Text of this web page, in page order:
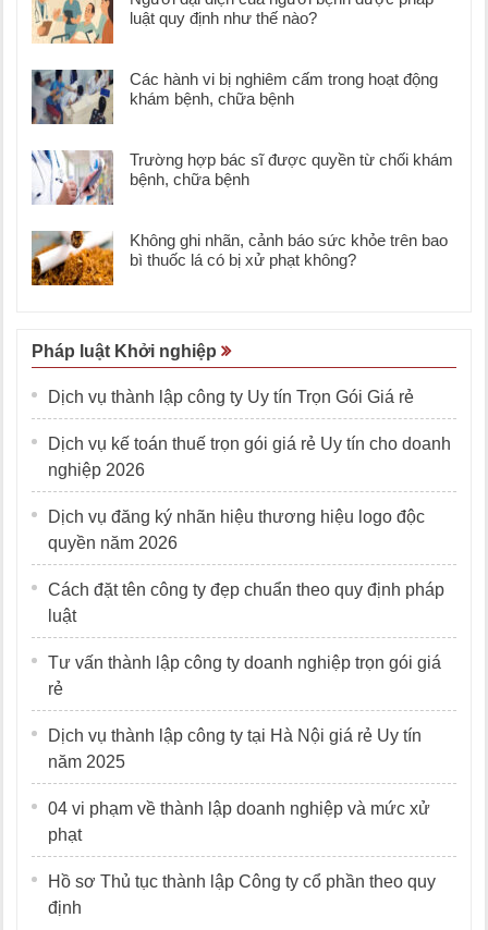
luật quy định như thế nào?
Các hành vi bị nghiêm cấm trong hoạt động
khám bệnh, chữa bệnh
Trường hợp bác sĩ được quyền từ chối khám
bệnh, chữa bệnh
Không ghi nhãn, cảnh báo sức khỏe trên bao
bì thuốc lá có bị xử phạt không?
Pháp luật Khởi nghiệp
Dịch vụ thành lập công ty Uy tín Trọn Gói Giá rẻ
Dịch vụ kế toán thuế trọn gói giá rẻ Uy tín cho doanh
nghiệp 2026
Dịch vụ đăng ký nhãn hiệu thương hiệu logo độc
quyền năm 2026
Cách đặt tên công ty đẹp chuẩn theo quy định pháp
luật
Tư vấn thành lập công ty doanh nghiệp trọn gói giá
rẻ
Dịch vụ thành lập công ty tại Hà Nội giá rẻ Uy tín
năm 2025
04 vi phạm về thành lập doanh nghiệp và mức xử
phạt
Hồ sơ Thủ tục thành lập Công ty cổ phần theo quy
định